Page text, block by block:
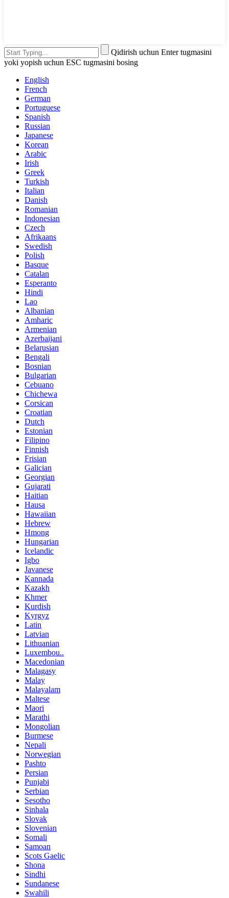
Qidirish uchun Enter tugmasini
yoki yopish uchun ESC tugmasini bosing
English
French
German
Portuguese
Spanish
Russian
Japanese
Korean
Arabic
Irish
Greek
Turkish
Italian
Danish
Romanian
Indonesian
Czech
Afrikaans
Swedish
Polish
Basque
Catalan
Esperanto
Hindi
Lao
Albanian
Amharic
Armenian
Azerbaijani
Belarusian
Bengali
Bosnian
Bulgarian
Cebuano
Chichewa
Corsican
Croatian
Dutch
Estonian
Filipino
Finnish
Frisian
Galician
Georgian
Gujarati
Haitian
Hausa
Hawaiian
Hebrew
Hmong
Hungarian
Icelandic
Igbo
Javanese
Kannada
Kazakh
Khmer
Kurdish
Kyrgyz
Latin
Latvian
Lithuanian
Luxembou..
Macedonian
Malagasy
Malay
Malayalam
Maltese
Maori
Marathi
Mongolian
Burmese
Nepali
Norwegian
Pashto
Persian
Punjabi
Serbian
Sesotho
Sinhala
Slovak
Slovenian
Somali
Samoan
Scots Gaelic
Shona
Sindhi
Sundanese
Swahili